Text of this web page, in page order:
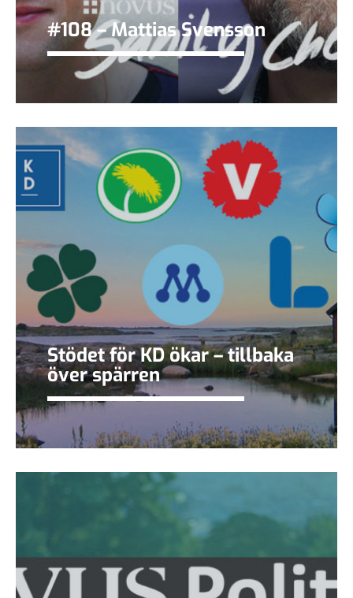
#108 – Mattias Svensson
Stödet för KD ökar – tillbaka
över spärren